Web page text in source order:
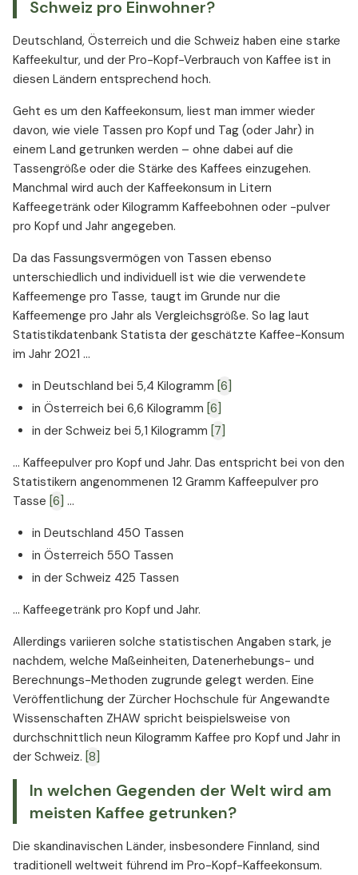
Schweiz pro Einwohner?
Deutschland, Österreich und die Schweiz haben eine starke
Kaffeekultur, und der Pro-Kopf-Verbrauch von Kaffee ist in
diesen Ländern entsprechend hoch.
Geht es um den Kaffeekonsum, liest man immer wieder
davon, wie viele Tassen pro Kopf und Tag (oder Jahr) in
einem Land getrunken werden – ohne dabei auf die
Tassengröße oder die Stärke des Kaffees einzugehen.
Manchmal wird auch der Kaffeekonsum in Litern
Kaffeegetränk oder Kilogramm Kaffeebohnen oder -pulver
pro Kopf und Jahr angegeben.
Da das Fassungsvermögen von Tassen ebenso
unterschiedlich und individuell ist wie die verwendete
Kaffeemenge pro Tasse, taugt im Grunde nur die
Kaffeemenge pro Jahr als Vergleichsgröße. So lag laut
Statistikdatenbank Statista der geschätzte Kaffee-Konsum
im Jahr 2021 ...
in Deutschland bei 5,4 Kilogramm [6]
in Österreich bei 6,6 Kilogramm [6]
in der Schweiz bei 5,1 Kilogramm [7]
... Kaffeepulver pro Kopf und Jahr. Das entspricht bei von den
Statistikern angenommenen 12 Gramm Kaffeepulver pro
Tasse [6] ...
in Deutschland 450 Tassen
in Österreich 550 Tassen
in der Schweiz 425 Tassen
... Kaffeegetränk pro Kopf und Jahr.
Allerdings variieren solche statistischen Angaben stark, je
nachdem, welche Maßeinheiten, Datenerhebungs- und
Berechnungs-Methoden zugrunde gelegt werden. Eine
Veröffentlichung der Zürcher Hochschule für Angewandte
Wissenschaften ZHAW spricht beispielsweise von
durchschnittlich neun Kilogramm Kaffee pro Kopf und Jahr in
der Schweiz. [8]
In welchen Gegenden der Welt wird am
meisten Kaffee getrunken?
Die skandinavischen Länder, insbesondere Finnland, sind
traditionell weltweit führend im Pro-Kopf-Kaffeekonsum.